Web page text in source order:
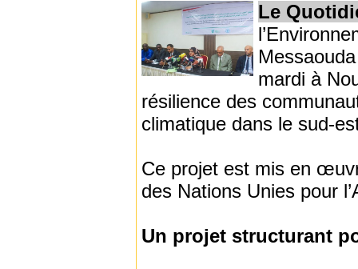
Le
mardi à
résilience des
climatique dans le sud-
Ce projet est mis en
des Nations Unies pour
Un projet structurant